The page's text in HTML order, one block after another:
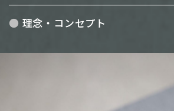
理念・コンセプト